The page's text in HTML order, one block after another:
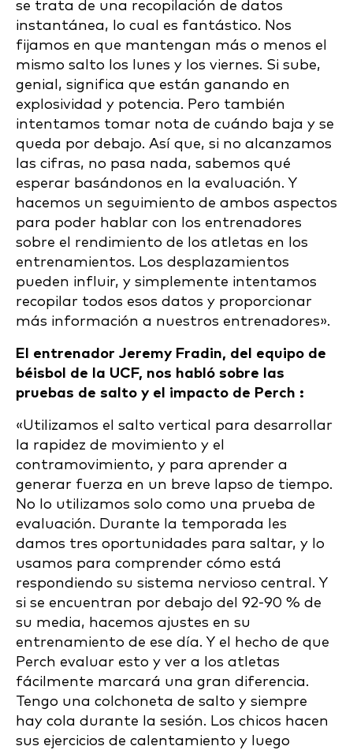
se trata de una recopilación de datos
instantánea, lo cual es fantástico. Nos
fijamos en que mantengan más o menos el
mismo salto los lunes y los viernes. Si sube,
genial, significa que están ganando en
explosividad y potencia. Pero también
intentamos tomar nota de cuándo baja y se
queda por debajo. Así que, si no alcanzamos
las cifras, no pasa nada, sabemos qué
esperar basándonos en la evaluación. Y
hacemos un seguimiento de ambos aspectos
para poder hablar con los entrenadores
sobre el rendimiento de los atletas en los
entrenamientos. Los desplazamientos
pueden influir, y simplemente intentamos
recopilar todos esos datos y proporcionar
más información a nuestros entrenadores».
El entrenador Jeremy Fradin, del equipo de
béisbol de la UCF, nos habló sobre las
pruebas de salto y el impacto de Perch :
«Utilizamos el salto vertical para desarrollar
la rapidez de movimiento y el
contramovimiento, y para aprender a
generar fuerza en un breve lapso de tiempo.
No lo utilizamos solo como una prueba de
evaluación. Durante la temporada les
damos tres oportunidades para saltar, y lo
usamos para comprender cómo está
respondiendo su sistema nervioso central. Y
si se encuentran por debajo del 92-90 % de
su media, hacemos ajustes en su
entrenamiento de ese día. Y el hecho de que
Perch evaluar esto y ver a los atletas
fácilmente marcará una gran diferencia.
Tengo una colchoneta de salto y siempre
hay cola durante la sesión. Los chicos hacen
sus ejercicios de calentamiento y luego